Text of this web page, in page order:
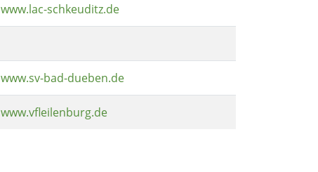
www.lac-schkeuditz.de
www.sv-bad-dueben.de
www.vfleilenburg.de